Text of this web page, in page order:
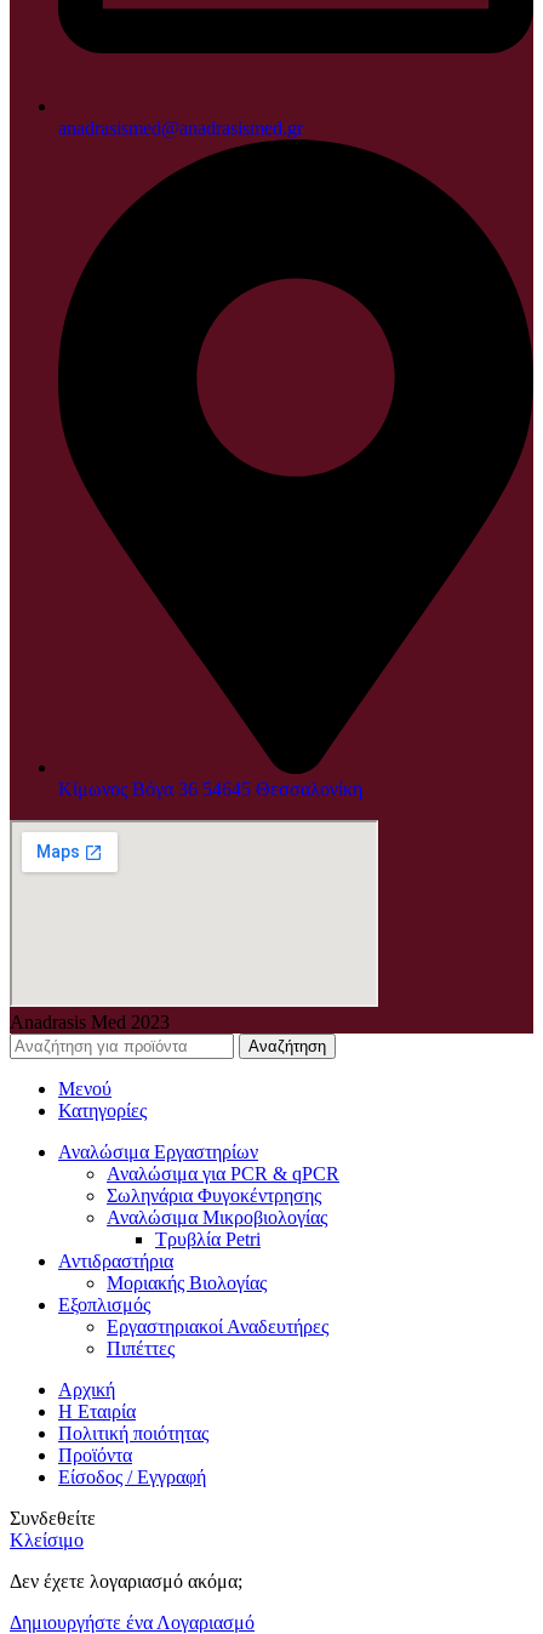
anadrasismed@anadrasismed.gr
Κίμωνος Βόγα 36 54645 Θεσσαλονίκη
Anadrasis Med 2023
Αναζήτηση
Μενού
Κατηγορίες
Αναλώσιμα Εργαστηρίων
Αναλώσιμα για PCR & qPCR
Σωληνάρια Φυγοκέντρησης
Αναλώσιμα Μικροβιολογίας
Τρυβλία Petri
Αντιδραστήρια
Μοριακής Βιολογίας
Εξοπλισμός
Εργαστηριακοί Αναδευτήρες
Πιπέττες
Αρχική
Η Εταιρία
Πολιτική ποιότητας
Προϊόντα
Είσοδος / Εγγραφή
Συνδεθείτε
Κλείσιμο
Δεν έχετε λογαριασμό ακόμα;
Δημιουργήστε ένα Λογαριασμό